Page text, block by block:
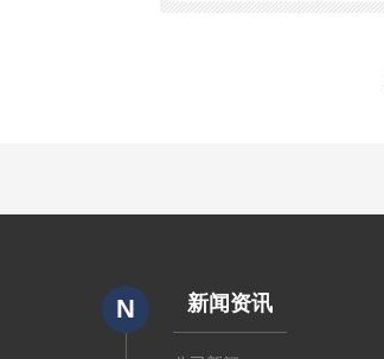
N 新闻资讯